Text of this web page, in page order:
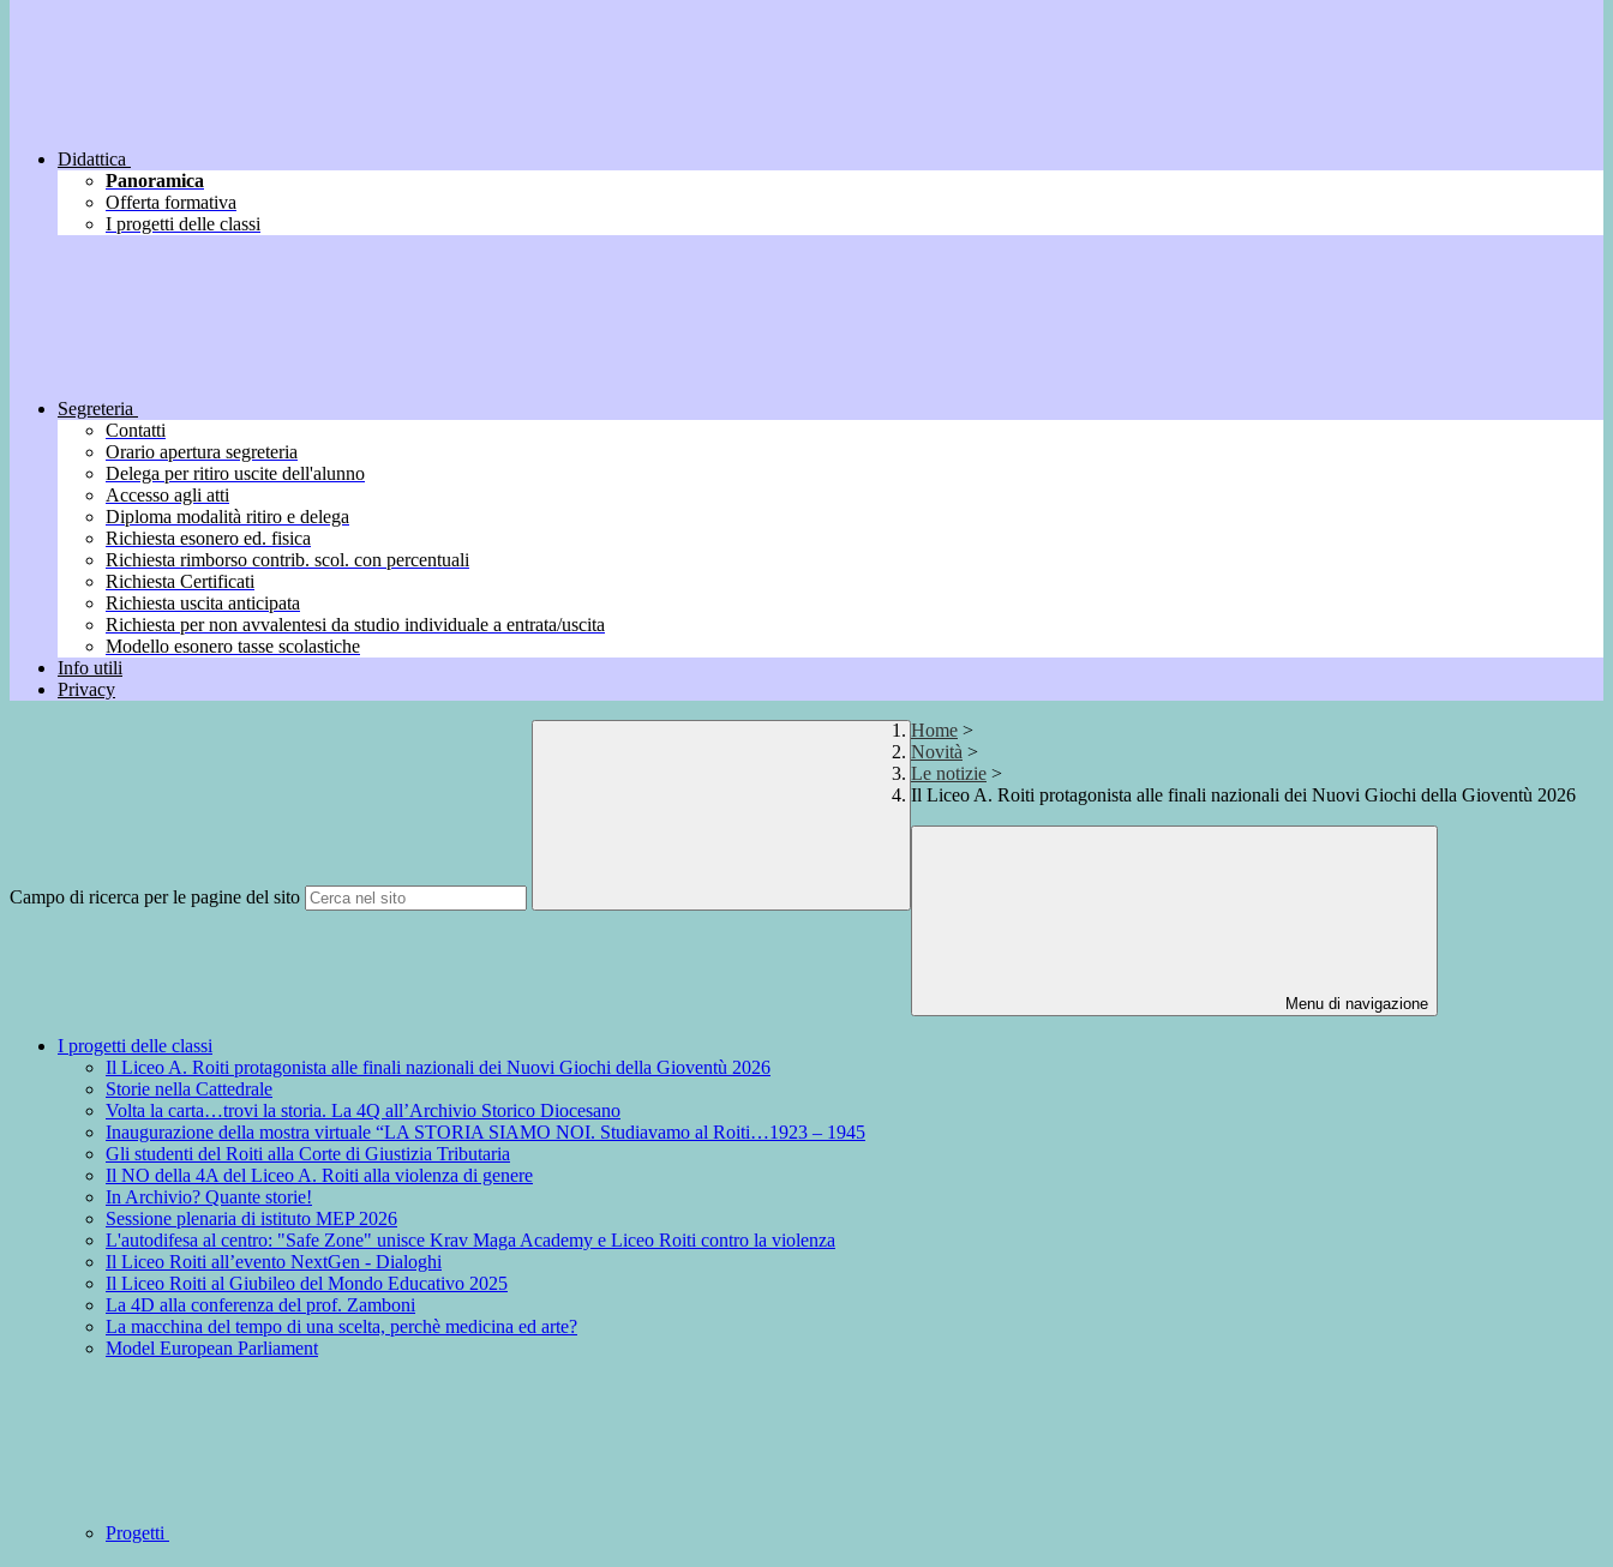
Didattica
Panoramica
Offerta formativa
I progetti delle classi
Segreteria
Contatti
Orario apertura segreteria
Delega per ritiro uscite dell'alunno
Accesso agli atti
Diploma modalità ritiro e delega
Richiesta esonero ed. fisica
Richiesta rimborso contrib. scol. con percentuali
Richiesta Certificati
Richiesta uscita anticipata
Richiesta per non avvalentesi da studio individuale a entrata/uscita
Modello esonero tasse scolastiche
Info utili
Privacy
Campo di ricerca per le pagine del sito
Home >
Novità >
Le notizie >
Il Liceo A. Roiti protagonista alle finali nazionali dei Nuovi Giochi della Gioventù 2026
Menu di navigazione
I progetti delle classi
Il Liceo A. Roiti protagonista alle finali nazionali dei Nuovi Giochi della Gioventù 2026
Storie nella Cattedrale
Volta la carta…trovi la storia. La 4Q all’Archivio Storico Diocesano
Inaugurazione della mostra virtuale “LA STORIA SIAMO NOI. Studiavamo al Roiti…1923 – 1945
Gli studenti del Roiti alla Corte di Giustizia Tributaria
Il NO della 4A del Liceo A. Roiti alla violenza di genere
In Archivio? Quante storie!
Sessione plenaria di istituto MEP 2026
L'autodifesa al centro: "Safe Zone" unisce Krav Maga Academy e Liceo Roiti contro la violenza
Il Liceo Roiti all’evento NextGen - Dialoghi
Il Liceo Roiti al Giubileo del Mondo Educativo 2025
La 4D alla conferenza del prof. Zamboni
La macchina del tempo di una scelta, perchè medicina ed arte?
Model European Parliament
Progetti